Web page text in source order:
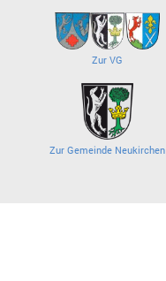
Zur VG
Zur Gemeinde Neukirchen